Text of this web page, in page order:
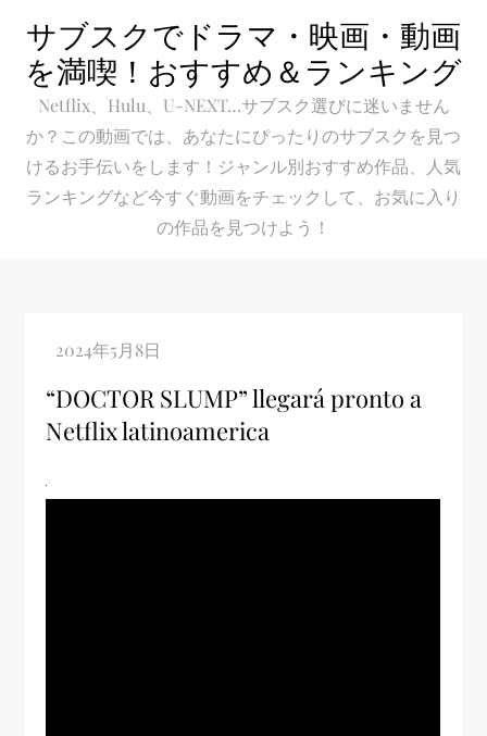
content
サブスクでドラマ・映画・動画
を満喫！おすすめ＆ランキング
Netflix、Hulu、U-NEXT…サブスク選びに迷いません
か？この動画では、あなたにぴったりのサブスクを見つ
けるお手伝いをします！ジャンル別おすすめ作品、人気
ランキングなど今すぐ動画をチェックして、お気に入り
の作品を見つけよう！
“DOCTOR SLUMP” llegará pronto a
Netflix latinoamerica